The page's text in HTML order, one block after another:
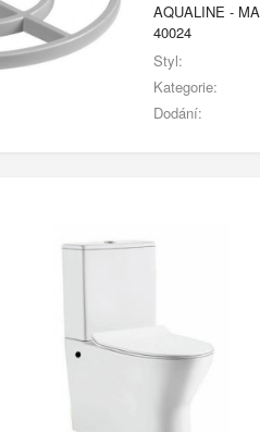
AQUALINE -
40024
Styl:
Kategorie:
Dodání: